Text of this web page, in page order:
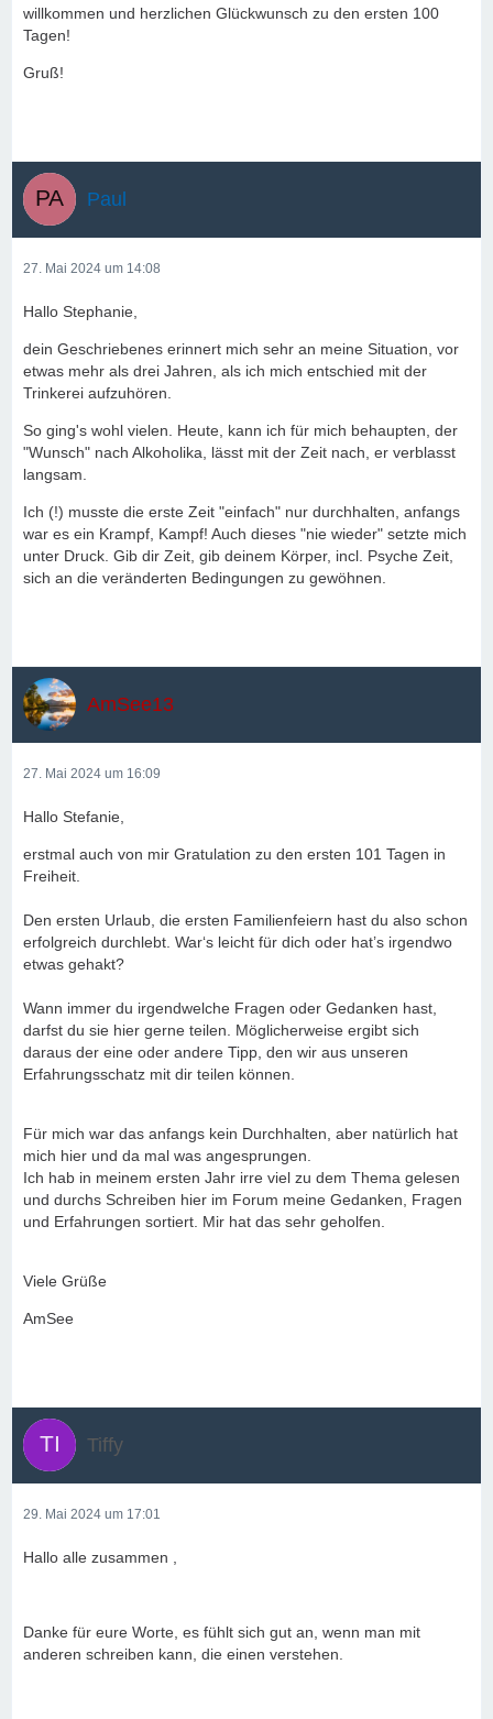
willkommen und herzlichen Glückwunsch zu den ersten 100
Tagen!
Gruß!
Paul
27. Mai 2024 um 14:08
Hallo Stephanie,
dein Geschriebenes erinnert mich sehr an meine Situation, vor
etwas mehr als drei Jahren, als ich mich entschied mit der
Trinkerei aufzuhören.
So ging's wohl vielen. Heute, kann ich für mich behaupten, der
"Wunsch" nach Alkoholika, lässt mit der Zeit nach, er verblasst
langsam.
Ich (!) musste die erste Zeit "einfach" nur durchhalten, anfangs
war es ein Krampf, Kampf! Auch dieses "nie wieder" setzte mich
unter Druck. Gib dir Zeit, gib deinem Körper, incl. Psyche Zeit,
sich an die veränderten Bedingungen zu gewöhnen.
AmSee13
27. Mai 2024 um 16:09
Hallo Stefanie,
erstmal auch von mir Gratulation zu den ersten 101 Tagen in
Freiheit.
Den ersten Urlaub, die ersten Familienfeiern hast du also schon
erfolgreich durchlebt. War‘s leicht für dich oder hat’s irgendwo
etwas gehakt?
Wann immer du irgendwelche Fragen oder Gedanken hast,
darfst du sie hier gerne teilen. Möglicherweise ergibt sich
daraus der eine oder andere Tipp, den wir aus unseren
Erfahrungsschatz mit dir teilen können.
Für mich war das anfangs kein Durchhalten, aber natürlich hat
mich hier und da mal was angesprungen.
Ich hab in meinem ersten Jahr irre viel zu dem Thema gelesen
und durchs Schreiben hier im Forum meine Gedanken, Fragen
und Erfahrungen sortiert. Mir hat das sehr geholfen.
Viele Grüße
AmSee
Tiffy
29. Mai 2024 um 17:01
Hallo alle zusammen ,
Danke für eure Worte, es fühlt sich gut an, wenn man mit
anderen schreiben kann, die einen verstehen.